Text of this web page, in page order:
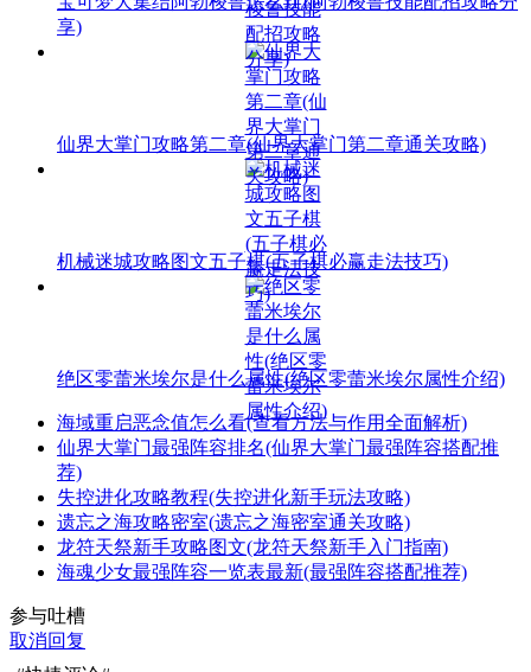
享)
仙界大掌门攻略第二章(仙界大掌门第二章通关攻略)
机械迷城攻略图文五子棋(五子棋必赢走法技巧)
绝区零蕾米埃尔是什么属性(绝区零蕾米埃尔属性介绍)
海域重启恶念值怎么看(查看方法与作用全面解析)
仙界大掌门最强阵容排名(仙界大掌门最强阵容搭配推
荐)
失控进化攻略教程(失控进化新手玩法攻略)
遗忘之海攻略密室(遗忘之海密室通关攻略)
龙符天祭新手攻略图文(龙符天祭新手入门指南)
海魂少女最强阵容一览表最新(最强阵容搭配推荐)
参与吐槽
取消回复